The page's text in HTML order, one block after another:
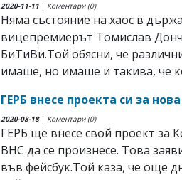
2020-11-11 | Коментари (0)
Няма състояние на хаос в
вицепремиерът Томислав
БиТиВи.Той обясни, че
имаше, но имаше и такива, че
ГЕРБ внесе проекта си за
2020-08-18| Коментари (0)
ГЕРБ ще внесе свой проект за
ВНС да се произнесе. Това
във фейсбук.Той каза, че още